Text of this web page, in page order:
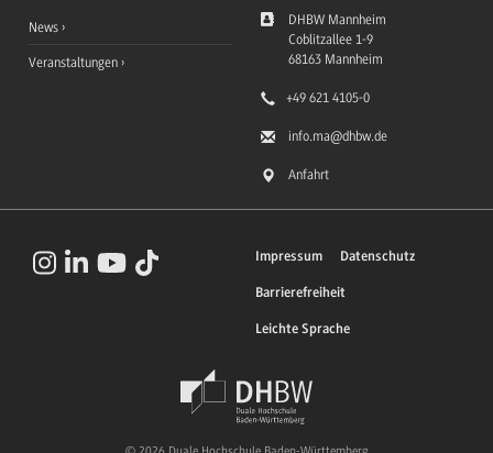
News
Veranstaltungen
DHBW Mannheim
Coblitzallee 1-9
68163 Mannheim
+49 621 4105-0
info.ma@dhbw.de
Anfahrt
Impressum Datenschutz
Barrierefreiheit
Leichte Sprache